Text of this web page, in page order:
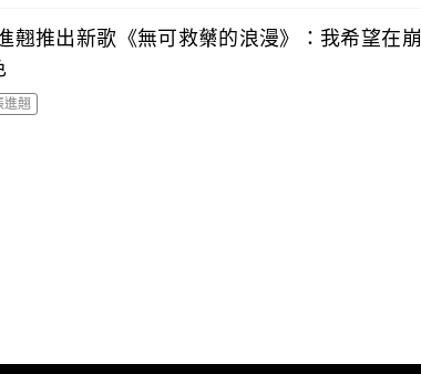
翹推出新歌《無可救藥的浪漫》 ： 我希望在崩
進翹